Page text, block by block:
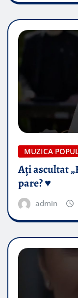
MUZICA
Ați ascultat
pare? ♥️
admin